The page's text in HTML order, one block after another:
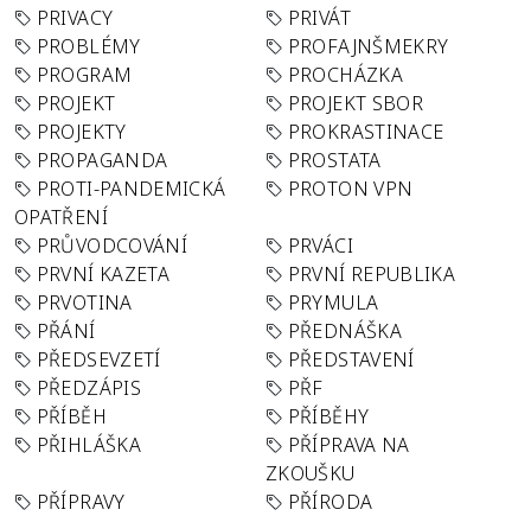
PRIVACY
PRIVÁT
PROBLÉMY
PROFAJNŠMEKRY
PROGRAM
PROCHÁZKA
PROJEKT
PROJEKT SBOR
PROJEKTY
PROKRASTINACE
PROPAGANDA
PROSTATA
PROTI-PANDEMICKÁ
OPATŘENÍ
PROTON VPN
PRŮVODCOVÁNÍ
PRVÁCI
PRVNÍ KAZETA
PRVNÍ REPUBLIKA
PRVOTINA
PRYMULA
PŘÁNÍ
PŘEDNÁŠKA
PŘEDSEVZETÍ
PŘEDSTAVENÍ
PŘEDZÁPIS
PŘF
PŘÍBĚH
PŘÍBĚHY
PŘIHLÁŠKA
PŘÍPRAVA NA
ZKOUŠKU
PŘÍPRAVY
PŘÍRODA